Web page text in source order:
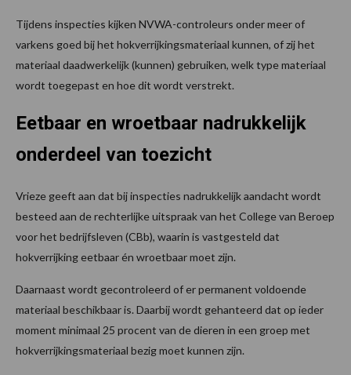
Tijdens inspecties kijken NVWA-controleurs onder meer of
varkens goed bij het hokverrijkingsmateriaal kunnen, of zij het
materiaal daadwerkelijk (kunnen) gebruiken, welk type materiaal
wordt toegepast en hoe dit wordt verstrekt.
Eetbaar en wroetbaar nadrukkelijk
onderdeel van toezicht
Vrieze geeft aan dat bij inspecties nadrukkelijk aandacht wordt
besteed aan de rechterlijke uitspraak van het College van Beroep
voor het bedrijfsleven (CBb), waarin is vastgesteld dat
hokverrijking eetbaar én wroetbaar moet zijn.
Daarnaast wordt gecontroleerd of er permanent voldoende
materiaal beschikbaar is. Daarbij wordt gehanteerd dat op ieder
moment minimaal 25 procent van de dieren in een groep met
hokverrijkingsmateriaal bezig moet kunnen zijn.